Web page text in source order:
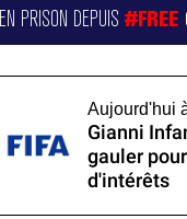
EN PRISON DEPUIS#FREE
Aujourd'hui
Gianni
gauler
d'intérêts